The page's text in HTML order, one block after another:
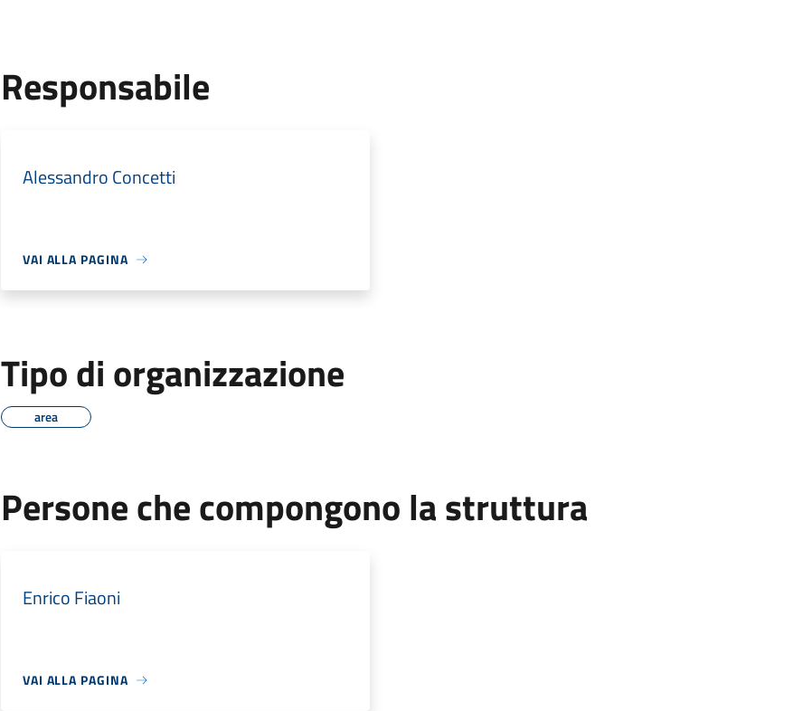
Responsabile
Alessandro Concetti
VAI ALLA PAGINA
Tipo di organizzazione
area
Persone che compongono la struttura
Enrico Fiaoni
VAI ALLA PAGINA